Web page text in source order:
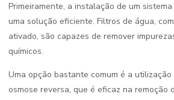
Primeiramente, a instalação de um
uma solução eficiente. Filtros de água,
ativado, são capazes de remover
químicos.
Uma opção bastante comum é a
osmose reversa, que é eficaz na remoção